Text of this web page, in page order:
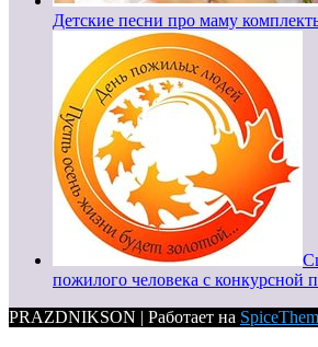
Детские песни про маму
пожилого человека с конкурсной
PRAZDNIKSON | Работает на